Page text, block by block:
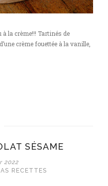
la crème!!! Tartinés de
crème fouettée à la vanille,
SÉSAME
2022
RECETTES